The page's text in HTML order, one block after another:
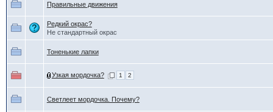
Правильные движения
Редкий окрас?
Не стандартный окрас
Тоненькие лапки
Узкая мордочка? 1 2
Светлеет мордочка. Почему?